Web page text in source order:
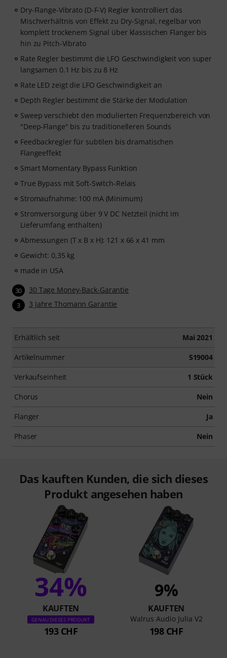
Dry-Flange-Vibrato (D-F-V) Regler kontrolliert das
Mischverhältnis von Effekt zu Dry-Signal, regelbar von
komplett trockenem Signal über klassischen Flanger bis
hin zu Pitch-Vibrato
Rate Regler bestimmt die LFO Geschwindigkeit von super
langsamen 0.1 Hz bis zu 8 Hz
Rate LED zeigt die LFO Geschwindigkeit an
Depth Regler bestimmt die Stärke der Modulation
Sweep verschiebt den modulierten Frequenzbereich von
"Deep-Flange" bis zu traditionelleren Sounds
Feedbackregler für subtilen bis dramatischen
Flangeeffekt
Smart Momentary Bypass Funktion
True Bypass mit Soft-Switch-Relais
Stromaufnahme: 100 mA (Minimum)
Stromversorgung über 9 V DC Netzteil (nicht im
Lieferumfang enthalten)
Abmessungen (T x B x H): 121 x 66 x 41 mm
Gewicht: 0,35 kg
made in USA
30 30 Tage Money-Back-Garantie
3 3 Jahre Thomann Garantie
Erhältlich seit Mai 2021
Artikelnummer 519004
Verkaufseinheit 1 Stück
Chorus Nein
Flanger Ja
Phaser Nein
Das kauften Kunden, die sich dieses
Produkt angesehen haben
34%
KAUFTEN
GENAU DIESES PRODUKT
193 CHF
9%
KAUFTEN
Walrus Audio Julia V2
198 CHF